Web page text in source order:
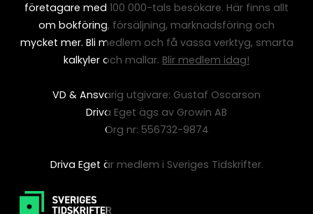
företagare med 100 000-tals besökare. Här finns allt
om bokföring, försäljning, marknadsföring och
mycket mer. Bli medlem och få vassa verktyg, smarta
kalkyler och mallar. Blir medlem idag!
VD & Ansvarig utgivare: Gustaf Oscarson
Driva Eget ägs av Growin AB
Org nr: 556732-9874
Driva Eget är medlem i Sveriges Tidskrifter.